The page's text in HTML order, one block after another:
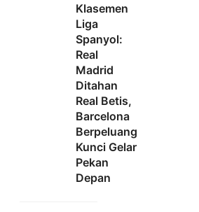
Klasemen
Liga
Spanyol:
Real
Madrid
Ditahan
Real Betis,
Barcelona
Berpeluang
Kunci Gelar
Pekan
Depan